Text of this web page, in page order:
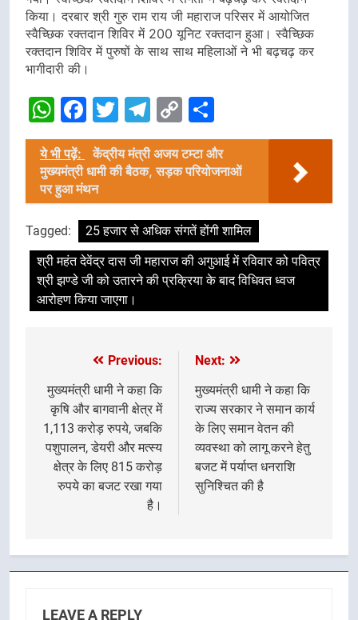
किया। दरबार श्री गुरु राम राय जी महाराज परिसर में आयोजित
स्वैच्छिक रक्तदान शिविर में 200 यूनिट रक्तदान हुआ। स्वैच्छिक
रक्तदान शिविर में पुरुषों के साथ साथ महिलाओं ने भी बढ़चढ़ कर
भागीदारी की।
WhatsApp
Facebook
Twitter
Telegram
Copy
Link
ये भी पढ़ें:
केंद्रीय मंत्री अजय टम्टा और
मुख्यमंत्री धामी की बैठक, सड़क परियोजनाओं
पर हुआ मंथन
Tagged:
25 हजार से अधिक संगतें होंगी शामिल
श्री महंत देवेंद्र दास जी महाराज की अगुआई में रविवार को पवित्र
श्री झण्डे जी को उतारने की प्रक्रिया के बाद विधिवत ध्वज
आरोहण किया जाएगा।
navigation
Previous:
मुख्यमंत्री धामी ने कहा कि
कृषि और बागवानी क्षेत्र में
1,113 करोड़ रुपये, जबकि
पशुपालन, डेयरी और मत्स्य
क्षेत्र के लिए 815 करोड़
रुपये का बजट रखा गया
है।
Next:
मुख्यमंत्री धामी ने कहा कि
राज्य सरकार ने समान कार्य
के लिए समान वेतन की
व्यवस्था को लागू करने हेतु
बजट में पर्याप्त धनराशि
सुनिश्चित की है
LEAVE A REPLY